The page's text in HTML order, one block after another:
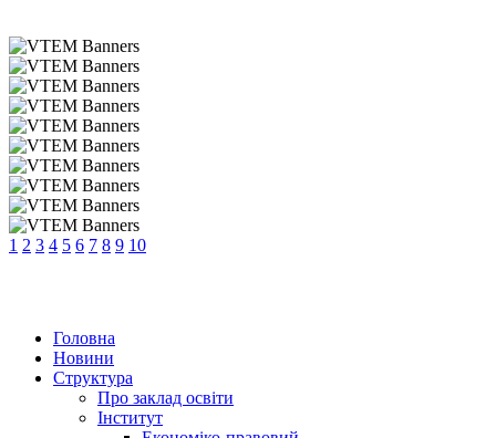
1 2 3 4 5 6 7 8 9 10
Головна
Новини
Структура
Про заклад освіти
Інститут